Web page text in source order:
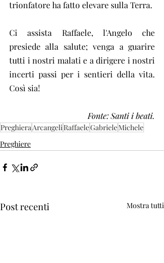
trionfatore ha fatto elevare sulla Terra.
Ci assista Raffaele, l'Angelo che
presiede alla salute; venga a guarire
tutti i nostri malati e a dirigere i nostri
incerti passi per i sentieri della vita.
Così sia!
Fonte: Santi i beati.
Preghiera ArcangeliRaffaeleGabrieleMichele
Preghiere
Post recenti Mostra tutti